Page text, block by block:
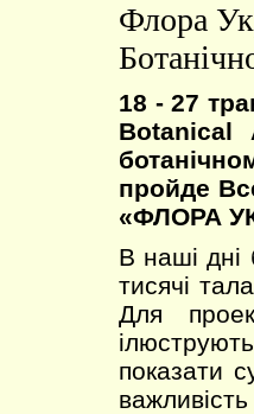
Флора
18 - 27
Botanical
пройде
«ФЛОРА
В наші дні
тисячі
Для
показати